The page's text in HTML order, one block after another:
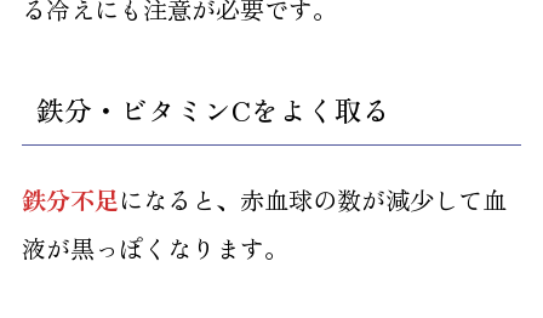
る冷えにも注意が必要です。
鉄分・ビタミンCをよく取る
鉄分不足になると、赤血球の数が減少して血
液が黒っぽくなります。